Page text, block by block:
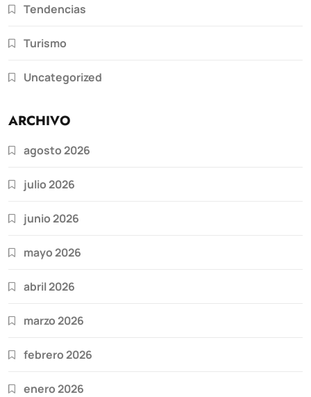
Tendencias
Turismo
Uncategorized
ARCHIVO
agosto 2026
julio 2026
junio 2026
mayo 2026
abril 2026
marzo 2026
febrero 2026
enero 2026